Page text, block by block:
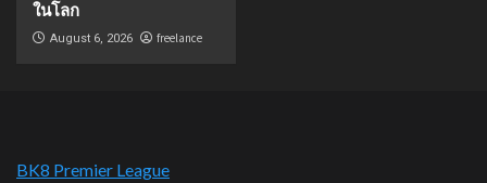
ในโลก
August 6, 2026 freelance
BK8 Premier League